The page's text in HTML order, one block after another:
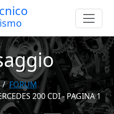
FORUM
200 CDI - PAGINA 1